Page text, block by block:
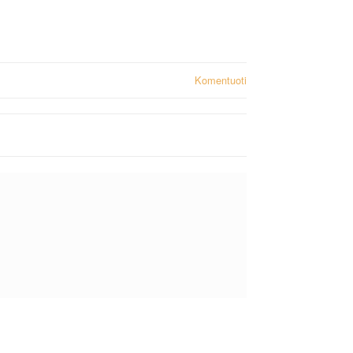
Komentuoti